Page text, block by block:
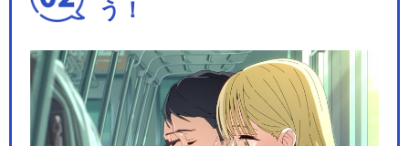
AR～2つの頂…
舞台『弱虫ペダル』～総北新
う！